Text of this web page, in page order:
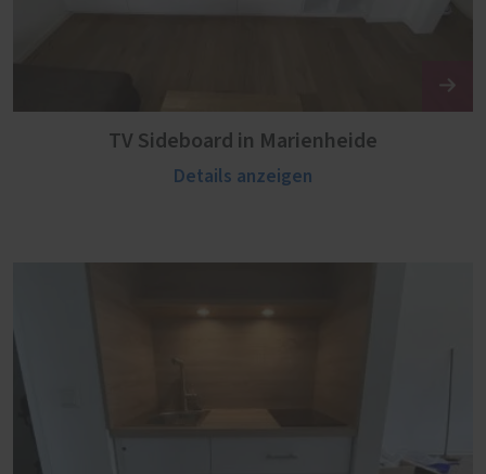
TV Sideboard in Marienheide
Details anzeigen